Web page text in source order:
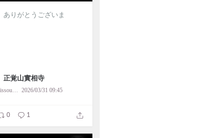
ありがとうございま
覚山實相寺
kamitoba.jissouji 2026/03/31 09:45
0 1